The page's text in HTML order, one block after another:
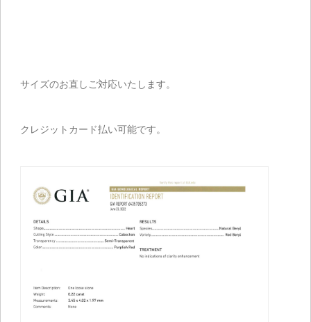
サイズのお直しご対応いたします。
クレジットカード払い可能です。